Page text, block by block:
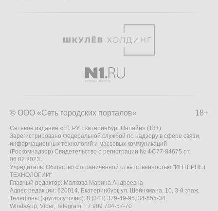
18+
© ООО «Сеть городских порталов»
Сетевое издание «Е1.РУ Екатеринбург Онлайн» (18+)
Зарегистрировано Федеральной службой по надзору в сфере связи,
информационных технологий и массовых коммуникаций
(Роскомнадзор) Свидетельство о регистрации № ФС77-84675 от
06.02.2023 г.
Учредитель: Общество с ограниченной ответственностью "ИНТЕРНЕТ
ТЕХНОЛОГИИ"
Главный редактор: Малкова Марина Андреевна
Адрес редакции: 620014, Екатеринбург, ул. Шейнкмана, 10, 3-й этаж,
Телефоны (круглосуточно): 8 (343) 379-49-95, 34-555-34,
WhatsApp, Viber, Telegram: +7 909 704-57-70